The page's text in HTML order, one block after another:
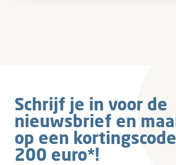
Schrijf je in voor de
nieuwsbrief en
op een
200 euro*!